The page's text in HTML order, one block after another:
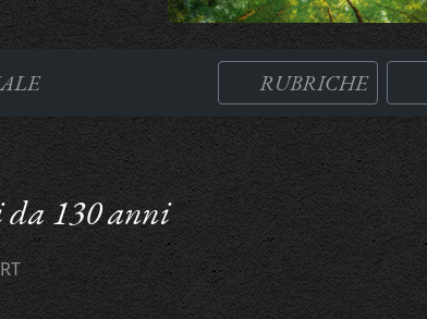
RUBRICHE
da 130 anni